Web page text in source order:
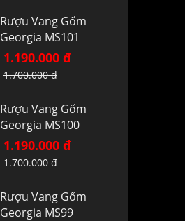
Rượu Vang Gốm
Georgia MS101
1.190.000 đ
1.700.000 đ
Rượu Vang Gốm
Georgia MS100
1.190.000 đ
1.700.000 đ
Rượu Vang Gốm
Georgia MS99